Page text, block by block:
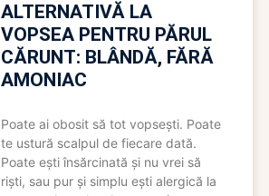
ALTERNATIVĂ LA
VOPSEA PENTRU PĂRUL
CĂRUNT: BLÂNDĂ, FĂRĂ
AMONIAC
Poate ai obosit să tot vopsești. Poate
te ustură scalpul de fiecare dată.
Poate ești însărcinată și nu vrei să
riști, sau pur și simplu ești alergică la